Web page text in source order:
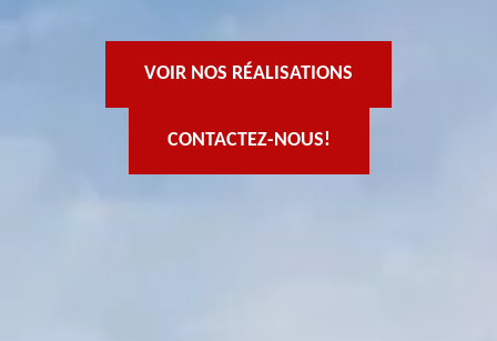
VOIR NOS RÉALISATIONS
CONTACTEZ-NOUS!